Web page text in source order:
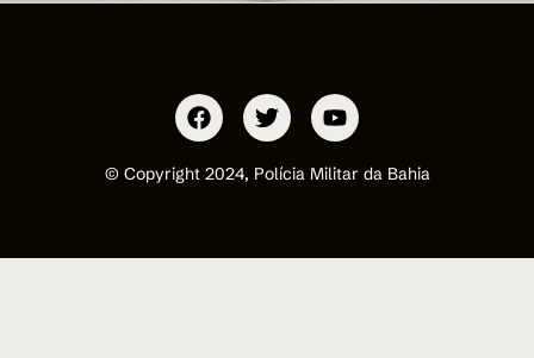
© Copyright 2024, Polícia Militar da Bahia